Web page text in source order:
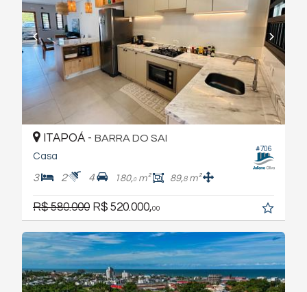
#706
ITAPOÁ - BARRA DO SAI
Casa
3 2 4 180,0m² 89,8m²
R$ 580.000 R$ 520.000,00